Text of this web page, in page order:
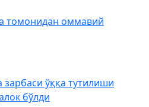
томонидан оммавий
зарбаси ўққа тутилиши
бўлди